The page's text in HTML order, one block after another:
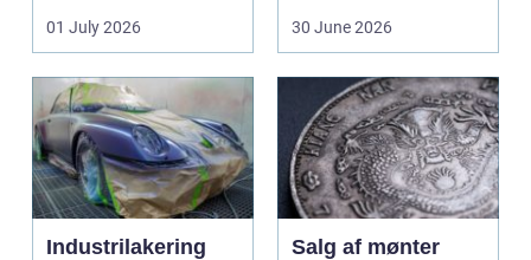
ændrer sig, k...
01 July 2026
badeværelse, bliver
30 June 2026
Industrilakering
Salg af mønter